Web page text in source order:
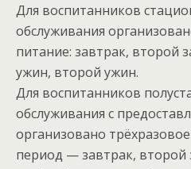
Для воспитанников
обслуживания
питание: завтрак, второй
ужин, второй ужин.
Для воспитанников
обслуживания с
организовано
период — завтрак, второй